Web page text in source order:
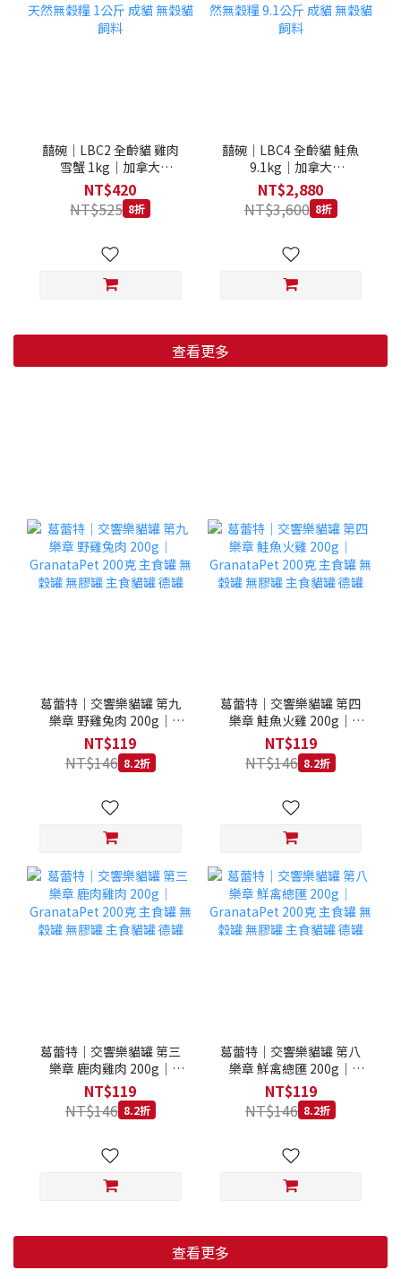
囍碗｜LBC2 全齡貓 雞肉
雪蟹 1kg｜加拿大
Loveabowl 天然無穀糧 1
公斤 成貓 無穀貓飼料
NT$420
NT$525 8折
囍碗｜LBC4 全齡貓 鮭魚
9.1kg｜加拿大
Loveabowl 天然無穀糧
9.1公斤 成貓 無穀貓飼料
NT$2,880
NT$3,600 8折
查看更多
葛蕾特｜交響樂貓罐 第九
樂章 野雞兔肉 200g｜
GranataPet 200克 主食罐
無穀罐 無膠罐 主食貓罐 德
罐
NT$119
NT$146 8.2折
葛蕾特｜交響樂貓罐 第四
樂章 鮭魚火雞 200g｜
GranataPet 200克 主食罐
無穀罐 無膠罐 主食貓罐 德
罐
NT$119
NT$146 8.2折
葛蕾特｜交響樂貓罐 第三
樂章 鹿肉雞肉 200g｜
GranataPet 200克 主食罐
無穀罐 無膠罐 主食貓罐 德
罐
NT$119
NT$146 8.2折
葛蕾特｜交響樂貓罐 第八
樂章 鮮禽總匯 200g｜
GranataPet 200克 主食罐
無穀罐 無膠罐 主食貓罐 德
罐
NT$119
NT$146 8.2折
查看更多